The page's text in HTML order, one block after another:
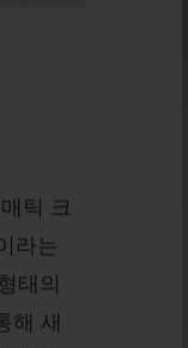
틱 크
라는
태의
해 새